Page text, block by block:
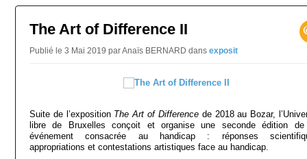
The Art of Difference II
Publié le 3 Mai 2019 par Anaïs BERNARD dans exposit
Suite de l’exposition The Art of Differencede 2018 au Bozar,
libre de Bruxelles conçoit et organise une seconde édition
événement consacrée au handicap : réponses
appropriations et contestations artistiques face au handicap.